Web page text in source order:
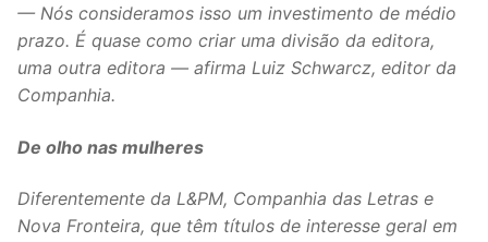
— Nós consideramos isso um investimento de médio
prazo. É quase como criar uma divisão da editora,
uma outra editora — afirma Luiz Schwarcz, editor da
Companhia.
De olho nas mulheres
Diferentemente da L&PM, Companhia das Letras e
Nova Fronteira, que têm títulos de interesse geral em